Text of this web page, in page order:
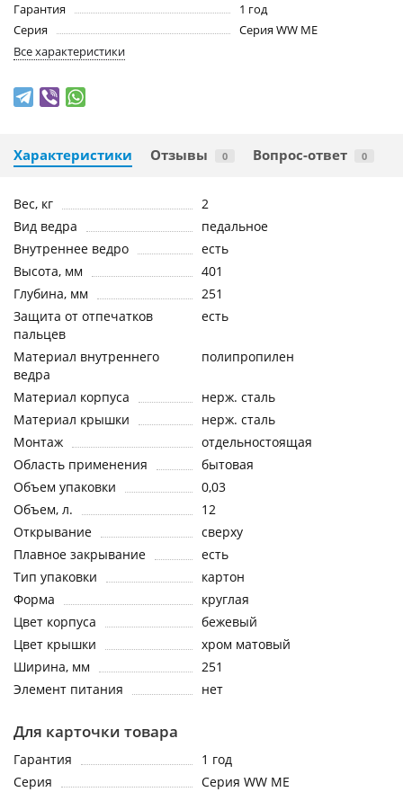
Гарантия
1 год
Серия
Серия WW ME
Все характеристики
Характеристики Отзывы 0 Вопрос-ответ 0
Вес, кг
2
Вид ведра
педальное
Внутреннее ведро
есть
Высота, мм
401
Глубина, мм
251
Защита от отпечатков
пальцев
есть
Материал внутреннего
ведра
полипропилен
Материал корпуса
нерж. сталь
Материал крышки
нерж. сталь
Монтаж
отдельностоящая
Область применения
бытовая
Объем упаковки
0,03
Объем, л.
12
Открывание
сверху
Плавное закрывание
есть
Тип упаковки
картон
Форма
круглая
Цвет корпуса
бежевый
Цвет крышки
хром матовый
Ширина, мм
251
Элемент питания
нет
Для карточки товара
Гарантия
1 год
Серия
Серия WW ME